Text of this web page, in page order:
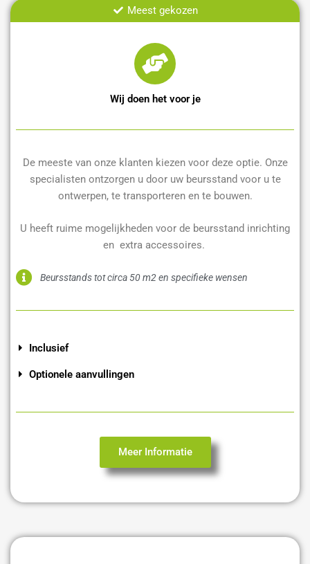
Meest gekozen
Wij doen het voor je
De meeste van onze klanten kiezen voor deze optie. Onze
specialisten ontzorgen u door uw beursstand voor u te
ontwerpen, te transporteren en te bouwen.
U heeft ruime mogelijkheden voor de beursstand inrichting
en extra accessoires.
Beursstands tot circa 50 m2 en specifieke wensen
Inclusief
Optionele aanvullingen
Meer Informatie